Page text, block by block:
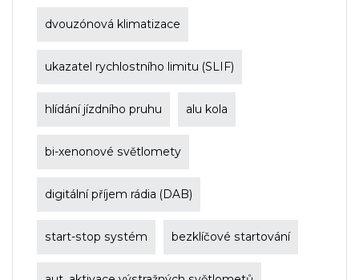
dvouzónová klimatizace
ukazatel rychlostního limitu (SLIF)
hlídání jízdního pruhu alu kola
bi-xenonové světlomety
digitální příjem rádia (DAB)
start-stop systém bezklíčové startování